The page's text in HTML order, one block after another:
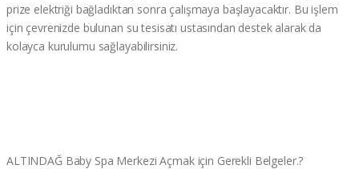
prize elektriği bağladıktan sonra çalışmaya başlayacaktır. Bu işlem
için çevrenizde bulunan su tesisatı ustasından destek alarak da
kolayca kurulumu sağlayabilirsiniz.
ALTINDAĞ Baby Spa Merkezi Açmak için Gerekli Belgeler.?